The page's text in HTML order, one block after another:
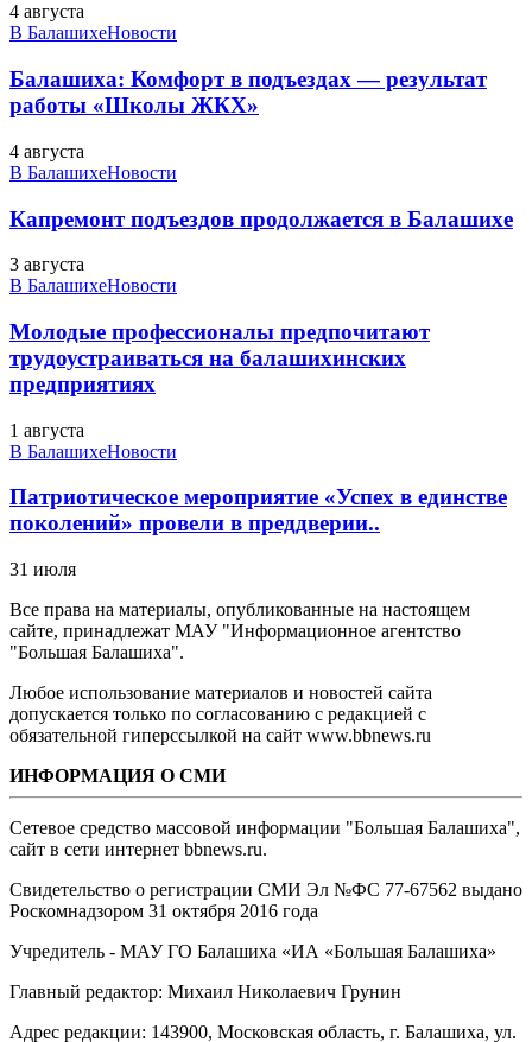
4 августа
В БалашихеНовости
Балашиха: Комфорт в подъездах — результат
работы «Школы ЖКХ»
4 августа
В БалашихеНовости
Капремонт подъездов продолжается в Балашихе
3 августа
В БалашихеНовости
Молодые профессионалы предпочитают
трудоустраиваться на балашихинских
предприятиях
1 августа
В БалашихеНовости
Патриотическое мероприятие «Успех в единстве
поколений» провели в преддверии..
31 июля
Все права на материалы, опубликованные на настоящем
сайте, принадлежат МАУ "Информационное агентство
"Большая Балашиха".
Любое использование материалов и новостей сайта
допускается только по согласованию с редакцией с
обязательной гиперссылкой на сайт www.bbnews.ru
ИНФОРМАЦИЯ О СМИ
Сетевое средство массовой информации "Большая Балашиха",
сайт в сети интернет bbnews.ru.
Свидетельство о регистрации СМИ Эл №ФС ‎77-67562 выдано
Роскомнадзором 31 октября 2016 года
Учредитель - МАУ ГО Балашиха «ИА «Большая Балашиха»
Главный редактор: Михаил Николаевич Грунин
Адрес редакции: 143900, Московская область, г. Балашиха, ул.